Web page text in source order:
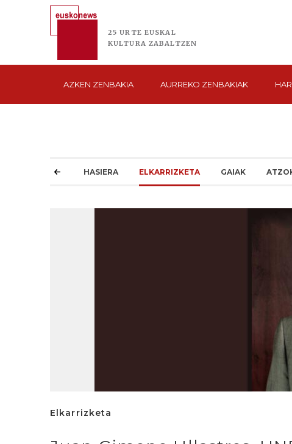
25 URTE EUSKAL
KULTURA ZABALTZEN
AZKEN ZENBAKIA AURREKO ZENBAKIAK
HASIERA ELKARRIZKETA GAIAK
Elkarrizketa